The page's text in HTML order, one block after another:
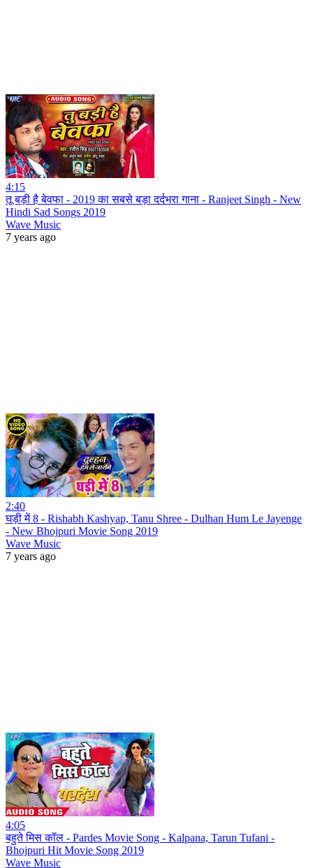
4:15
तू बड़ी है बेवफा - 2019 का सबसे बड़ा दर्दभरा गाना - Ranjeet Singh - New
Hindi Sad Songs 2019
Wave Music
7 years ago
2:40
घड़ी में 8 - Rishabh Kashyap, Tanu Shree - Dulhan Hum Le Jayenge
- New Bhojpuri Movie Song 2019
Wave Music
7 years ago
4:05
बहुते मिस कॉल - Pardes Movie Song - Kalpana, Tarun Tufani -
Bhojpuri Hit Movie Song 2019
Wave Music